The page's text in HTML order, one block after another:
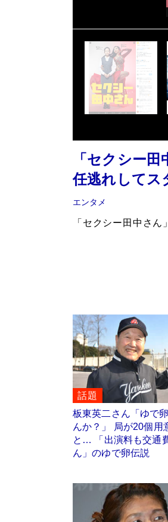
「セクシー
任逃れしてス
エンタメ
「セクシー田中さん
話題
板東英二さん「ゆで
んか？」 局が20個用
と… 「出演料も交通
ん」のゆで卵伝説